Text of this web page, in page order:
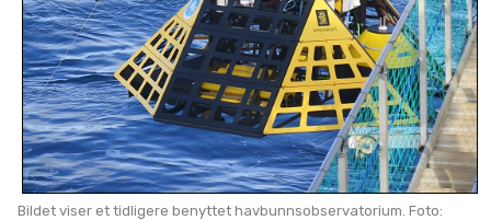
Bildet viser et tidligere benyttet havbunnsobservatorium. Foto: